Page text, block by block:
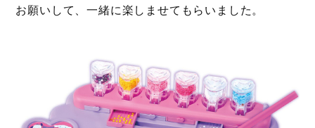
お願いして、一緒に楽しませてもらいました。